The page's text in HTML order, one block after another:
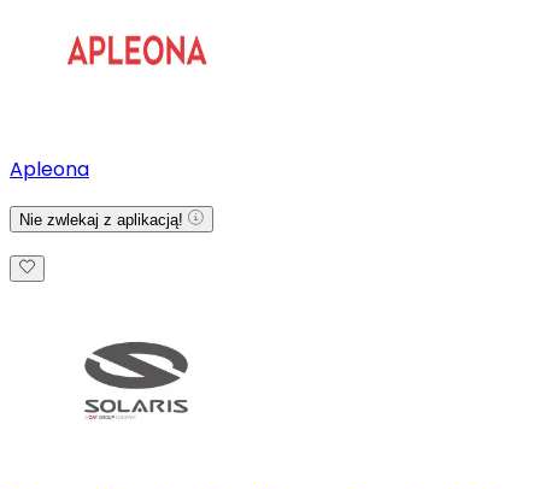
Apleona
Nie zwlekaj z aplikacją!